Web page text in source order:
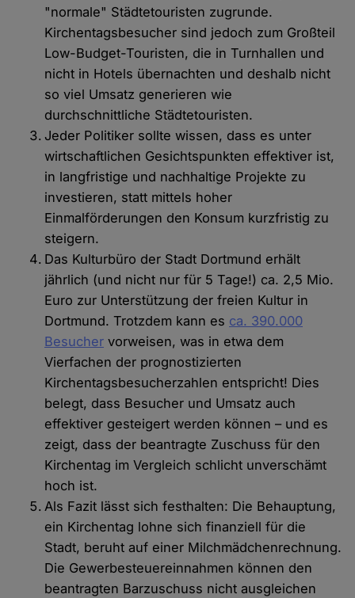
"normale" Städtetouristen zugrunde.
Kirchentagsbesucher sind jedoch zum Großteil
Low-Budget-Touristen, die in Turnhallen und
nicht in Hotels übernachten und deshalb nicht
so viel Umsatz generieren wie
durchschnittliche Städtetouristen.
Jeder Politiker sollte wissen, dass es unter
wirtschaftlichen Gesichtspunkten effektiver ist,
in langfristige und nachhaltige Projekte zu
investieren, statt mittels hoher
Einmalförderungen den Konsum kurzfristig zu
steigern.
Das Kulturbüro der Stadt Dortmund erhält
jährlich (und nicht nur für 5 Tage!) ca. 2,5 Mio.
Euro zur Unterstützung der freien Kultur in
Dortmund. Trotzdem kann es ca. 390.000
Besucher vorweisen, was in etwa dem
Vierfachen der prognostizierten
Kirchentagsbesucherzahlen entspricht! Dies
belegt, dass Besucher und Umsatz auch
effektiver gesteigert werden können – und es
zeigt, dass der beantragte Zuschuss für den
Kirchentag im Vergleich schlicht unverschämt
hoch ist.
Als Fazit lässt sich festhalten: Die Behauptung,
ein Kirchentag lohne sich finanziell für die
Stadt, beruht auf einer Milchmädchenrechnung.
Die Gewerbesteuereinnahmen können den
beantragten Barzuschuss nicht ausgleichen